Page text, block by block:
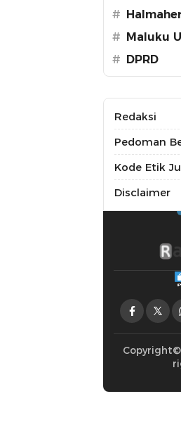
#
#
Maluku
#
DPRD
Redaksi
Pedoman
Kode Etik
Disclaimer